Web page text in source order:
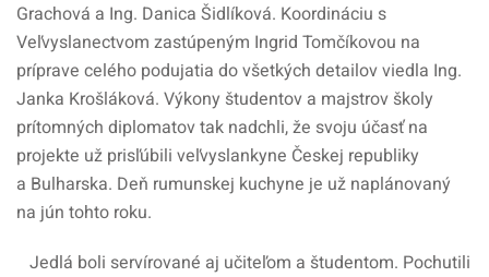
Grachová a Ing. Danica Šidlíková. Koordináciu s
Veľvyslanectvom zastúpeným Ingrid Tomčíkovou na
príprave celého podujatia do všetkých detailov viedla Ing.
Janka Krošláková. Výkony študentov a majstrov školy
prítomných diplomatov tak nadchli, že svoju účasť na
projekte už prisľúbili veľvyslankyne Českej republiky
a Bulharska. Deň rumunskej kuchyne je už naplánovaný
na jún tohto roku.
Jedlá boli servírované aj učiteľom a študentom. Pochutili